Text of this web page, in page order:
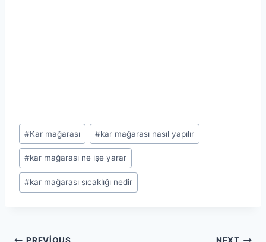
Post
Tags:
#Kar mağarası #kar mağarası nasıl yapılır
#kar mağarası ne işe yarar
#kar mağarası sıcaklığı nedir